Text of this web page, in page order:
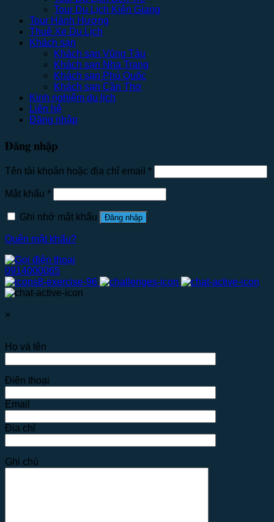
Tour Du Lịch Kiên Giang
Tour Hành Hương
Thuê Xe Du Lịch
Khách sạn
Khách sạn Vũng Tàu
Khách sạn Nha Trang
Khách sạn Phú Quốc
Khách sạn Cần Thơ
Kinh nghiệm du lịch
Liên hệ
Đăng nhập
Đăng nhập
Tên tài khoản hoặc địa chỉ email *
Mật khẩu *
Ghi nhớ mật khẩu Đăng nhập
Quên mật khẩu?
0914000065
×
Họ và tên
Điện thoại
Email
Địa chỉ
Ghi chú